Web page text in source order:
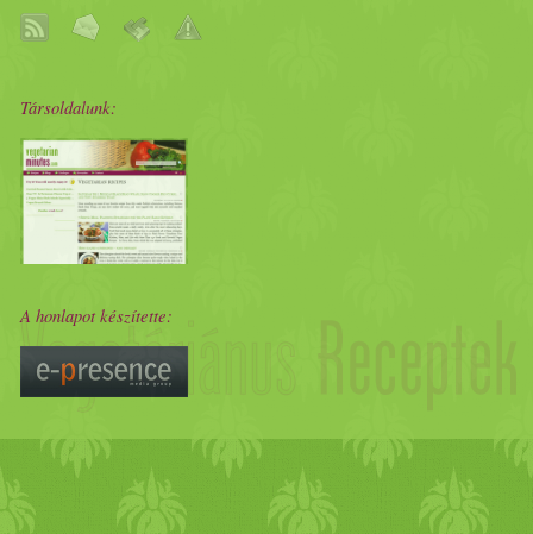
Társoldalunk:
A honlapot készítette: